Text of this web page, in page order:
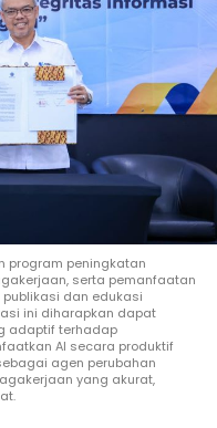
program peningkatan
serta pemanfaatan
dan edukasi
ini diharapkan dapat
adaptif terhadap
AI secara produktif
agen perubahan
yang akurat,